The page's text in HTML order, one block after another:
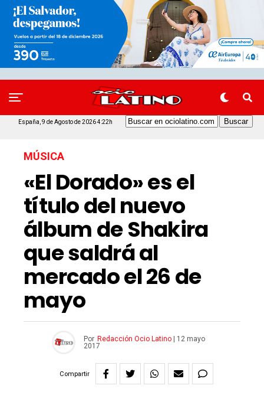
España, 9 de Agosto de 2026 4:22h
MÚSICA
«El Dorado» es el
título del nuevo
álbum de Shakira
que saldrá al
mercado el 26 de
mayo
Por Redacción Ocio Latino|
12 mayo
2017
Compartir